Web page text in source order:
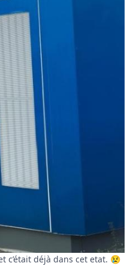
c’était déjà dans cet etat. 😢